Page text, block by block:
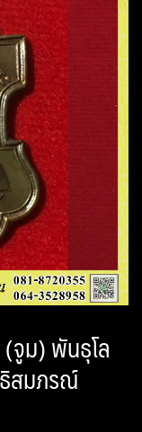
จูม) พันธุโล
สมภรณ์